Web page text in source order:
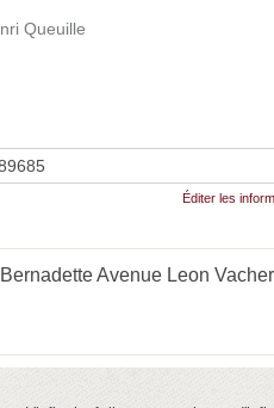
Queuille
Éditer les
Avenue Leon